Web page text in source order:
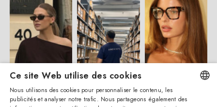
ENGLISH
Ce site Web utilise des cookies
Nous utilisons des cookies pour personnaliser le contenu, les
publicités et analyser notre trafic. Nous partageons également des